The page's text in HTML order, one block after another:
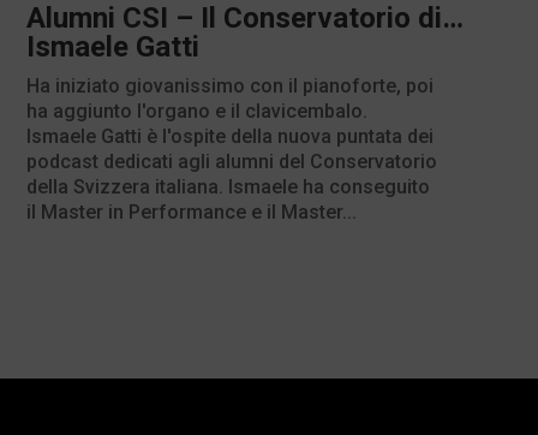
Alumni CSI – Il Conservatorio di…
Ismaele Gatti
Ha iniziato giovanissimo con il pianoforte, poi
ha aggiunto l'organo e il clavicembalo.
Ismaele Gatti è l'ospite della nuova puntata dei
podcast dedicati agli alumni del Conservatorio
della Svizzera italiana. Ismaele ha conseguito
il Master in Performance e il Master...